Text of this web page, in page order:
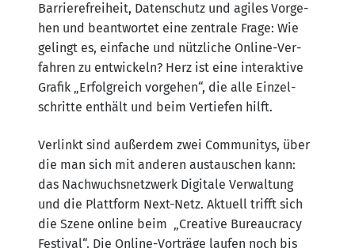
Bar­rie­re­frei­heit, Daten­schutz und agi­les Vor­ge­
hen und beant­wor­tet eine zen­tra­le Fra­ge: Wie
gelingt es, ein­fa­che und nütz­li­che Online-Ver­
fah­ren zu ent­wi­ckeln? Herz ist eine inter­ak­ti­ve
Gra­fik „Erfolg­reich vor­ge­hen“, die alle Ein­zel­
schrit­te ent­hält und beim Ver­tie­fen hilft.
Ver­linkt sind außer­dem zwei Com­mu­ni­tys, über
die man sich mit ande­ren aus­tau­schen kann:
das Nach­wuchs­netz­werk Digi­ta­le Ver­wal­tung
und die Platt­form Next-Netz. Aktu­ell trifft sich
die Sze­ne online beim „Crea­ti­ve Bureau­cra­cy
Fes­ti­val“. Die Online-Vor­trä­ge lau­fen noch bis